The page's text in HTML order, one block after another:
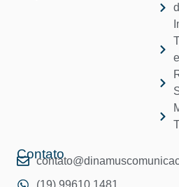
Contato
(19) 99610 1481